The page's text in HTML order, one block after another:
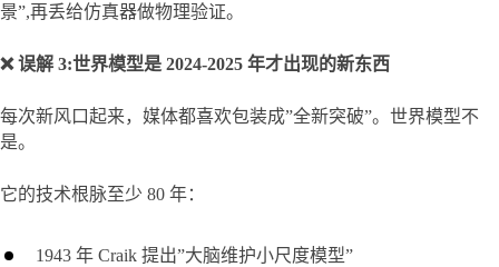
景”,再丢给仿真器做物理验证。
❌ 误解 3:世界模型是 2024-2025 年才出现的新东西
每次新风口起来，媒体都喜欢包装成”全新突破”。世界模型不
是。
它的技术根脉至少 80 年：
1943 年 Craik 提出”大脑维护小尺度模型”